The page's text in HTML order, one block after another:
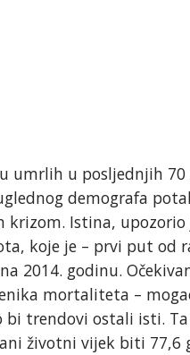
umrlih u posljednjih
demografa
krizom. Istina,
koje je – prvi put od
2014. godinu.
mortaliteta –
trendovi ostali isti.
životni vijek biti 77,6